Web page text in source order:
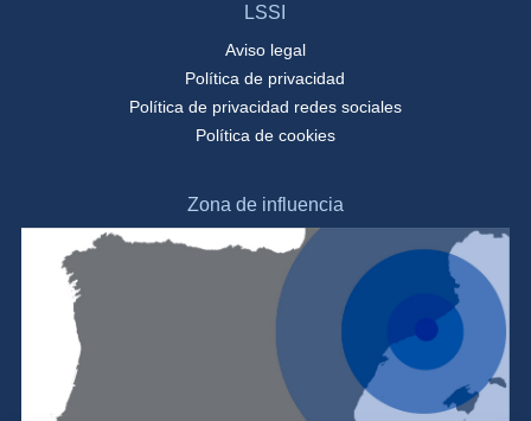
LSSI
Aviso legal
Política de privacidad
Política de privacidad redes sociales
Política de cookies
Zona de influencia